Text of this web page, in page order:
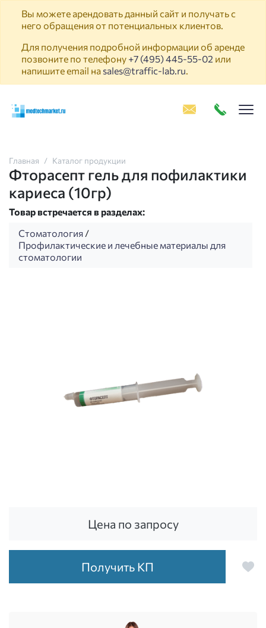
Вы можете арендовать данный сайт и получать с
него обращения от потенциальных клиентов.
Для получения подробной информации об аренде
позвоните по телефону +7 (495) 445-55-02 или
напишите email на sales@traffic-lab.ru.
Главная Каталог продукции
Фторасепт гель для пофилактики
кариеса (10гр)
Товар встречается в разделах:
Стоматология /
Профилактические и лечебные материалы для
стоматологии
Цена по запросу
Получить КП